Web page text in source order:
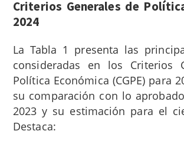
Criterios Generales de
2024
La Tabla 1 presenta las
consideradas en los Criterios
Política Económica (CGPE) para
su comparación con lo
2023 y su estimación para el
Destaca: